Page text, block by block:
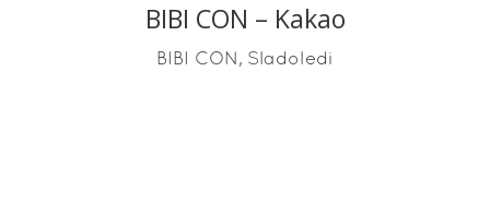
READ MORE
BIBI CON – Kakao
BIBI CON, Sladoledi